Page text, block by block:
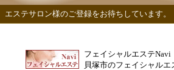
エステサロン様のご登録をお待ちしています。
フェイシャルエステNavi
貝塚市のフェイシャルエ